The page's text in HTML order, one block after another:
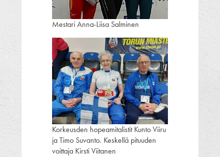
Mestari Anna-Liisa Salminen
Korkeusden hopeamitalistit Kunto Viiru
ja Timo Suvanto. Keskellä pituuden
voittaja Kirsti Viitanen